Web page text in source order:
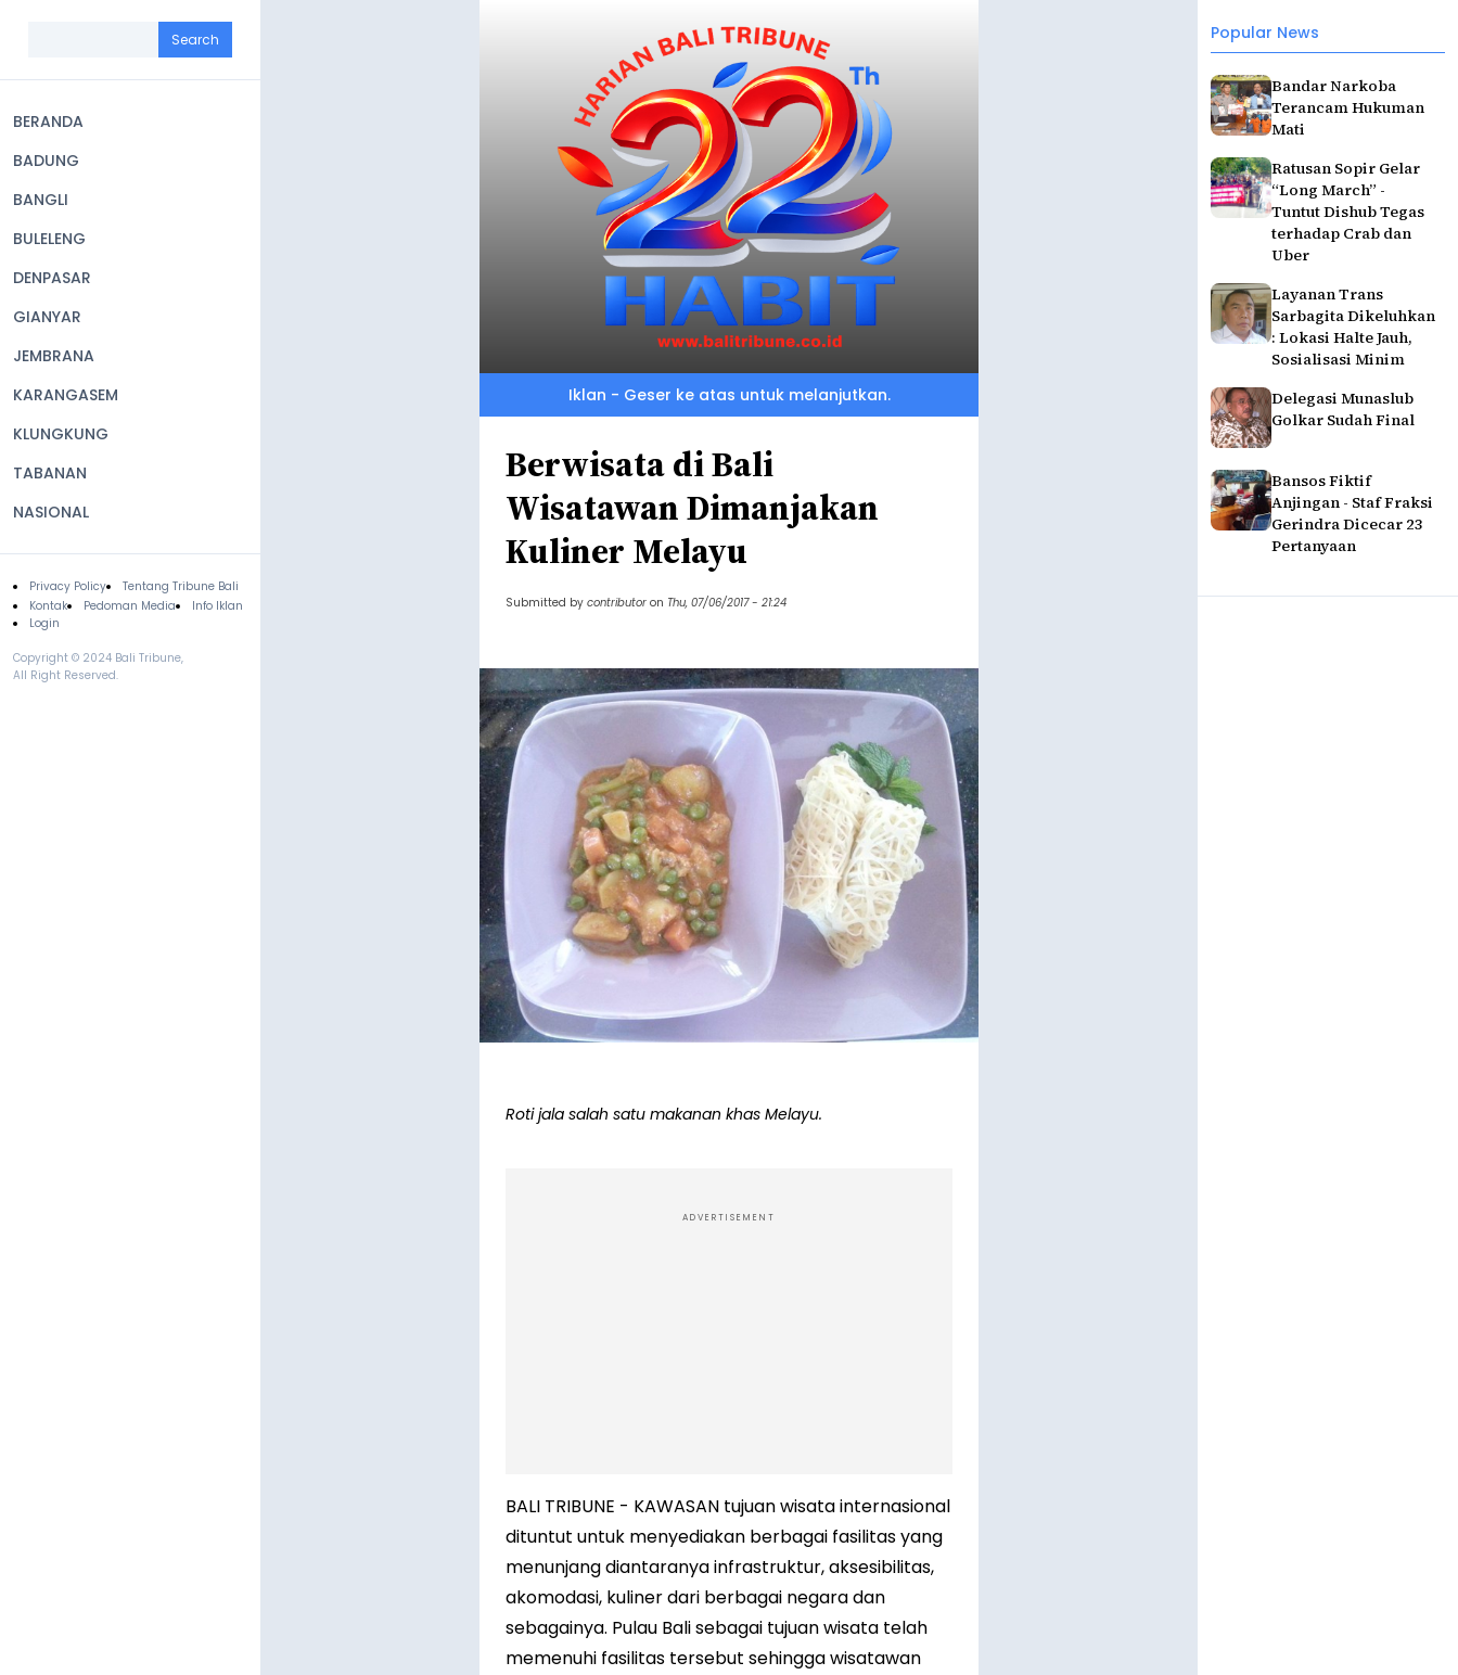
navigation
BERANDA
BADUNG
BANGLI
BULELENG
DENPASAR
GIANYAR
JEMBRANA
KARANGASEM
KLUNGKUNG
TABANAN
NASIONAL
Footer
Privacy Policy
Tentang Tribune Bali
Kontak
Pedoman Media
Info Iklan
Login
Copyright © 2024 Bali Tribune,
All Right Reserved.
Popular News
Bandar Narkoba
Terancam Hukuman
Mati
Ratusan Sopir Gelar
“Long March” -
Tuntut Dishub Tegas
terhadap Crab dan
Uber
Layanan Trans
Sarbagita Dikeluhkan
: Lokasi Halte Jauh,
Sosialisasi Minim
Delegasi Munaslub
Golkar Sudah Final
Bansos Fiktif
Anjingan - Staf Fraksi
Gerindra Dicecar 23
Pertanyaan
Iklan - Geser ke atas untuk melanjutkan.
Berwisata di Bali
Wisatawan Dimanjakan
Kuliner Melayu
Submitted by contributor on Thu, 07/06/2017 - 21:24
Roti jala salah satu makanan khas Melayu.
ADVERTISEMENT
BALI TRIBUNE - KAWASAN tujuan wisata internasional
dituntut untuk menyediakan berbagai fasilitas yang
menunjang diantaranya infrastruktur, aksesibilitas,
akomodasi, kuliner dari berbagai negara dan
sebagainya. Pulau Bali sebagai tujuan wisata telah
memenuhi fasilitas tersebut sehingga wisatawan